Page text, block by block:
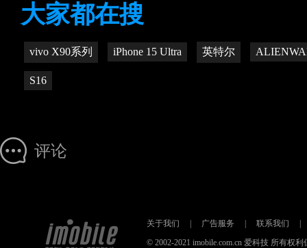
大家都在搜
vivo X90系列 iPhone 15 Ultra 英特尔
S16
评论
关于我们 广告服务 联系我们
© 2002-2021 imobile.com.cn 爱科技 所有权